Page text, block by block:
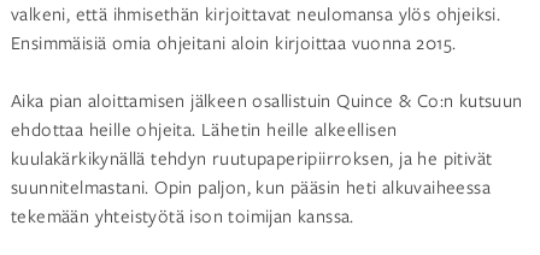
valkeni, että ihmisethän kirjoittavat neulomansa ylös ohjeiksi.
Ensimmäisiä omia ohjeitani aloin kirjoittaa vuonna 2015.
Aika pian aloittamisen jälkeen osallistuin Quince & Co:n kutsuun
ehdottaa heille ohjeita. Lähetin heille alkeellisen
kuulakärkikynällä tehdyn ruutupaperipiirroksen, ja he pitivät
suunnitelmastani. Opin paljon, kun pääsin heti alkuvaiheessa
tekemään yhteistyötä ison toimijan kanssa.